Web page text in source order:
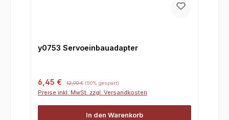
y0753 Servoeinbauadapter
Verkaufspreis:
6,45 € 12,90 € (50% gespart)
Preise inkl. MwSt. zzgl. Versandkosten
In den Warenkorb